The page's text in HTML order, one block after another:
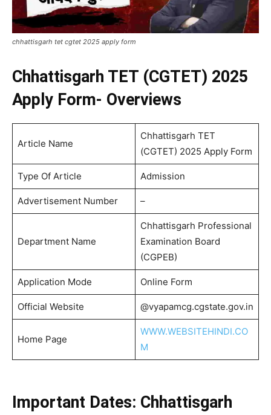
chhattisgarh tet cgtet 2025 apply form
Chhattisgarh TET (CGTET) 2025
Apply Form- Overviews
Article Name
Chhattisgarh TET
(CGTET) 2025 Apply Form
Type Of Article Admission
Advertisement Number –
Department Name
Chhattisgarh Professional
Examination Board
(CGPEB)
Application Mode Online Form
Official Website @vyapamcg.cgstate.gov.in
Home Page
WWW.WEBSITEHINDI.CO
M
Important Dates: Chhattisgarh